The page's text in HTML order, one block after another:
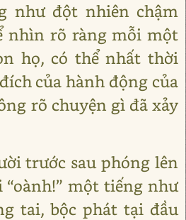
như đột nhiên chậm
nhìn rõ ràng mỗi một
họ, có thể nhất thời
của hành động của
rõ chuyện gì đã xảy
trước sau phóng lên
“oành!” một tiếng như
tai, bộc phát tại đầu